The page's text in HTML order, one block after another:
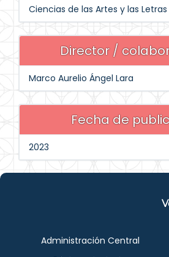
Ciencias de las Artes y las Letras
Director /
Marco Aurelio Ángel Lara
Fecha de
2023
Administración Central